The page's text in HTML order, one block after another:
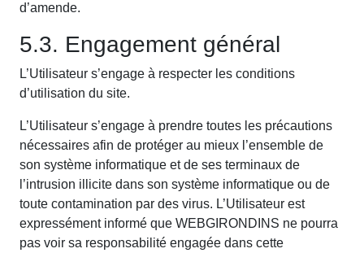
d’amende.
5.3. Engagement général
L’Utilisateur s’engage à respecter les conditions
d’utilisation du site.
L’Utilisateur s’engage à prendre toutes les précautions
nécessaires afin de protéger au mieux l’ensemble de
son système informatique et de ses terminaux de
l’intrusion illicite dans son système informatique ou de
toute contamination par des virus. L’Utilisateur est
expressément informé que WEBGIRONDINS ne pourra
pas voir sa responsabilité engagée dans cette